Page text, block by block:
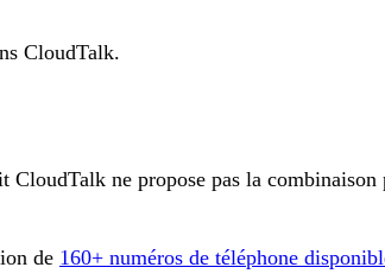
CloudTalk.
ne propose pas la
de 160+ numéros de téléphone